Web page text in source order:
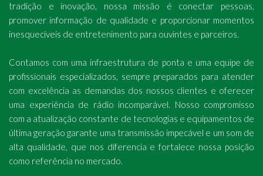
tradição e inovação, nossa missão é conectar pessoas,
promover informação de qualidade e proporcionar momentos
inesquecíveis de entretenimento para ouvintes e parceiros.
Contamos com uma infraestrutura de ponta e uma equipe de
profissionais especializados, sempre preparados para atender
com excelência as demandas dos nossos clientes e oferecer
uma experiência de rádio incomparável. Nosso compromisso
com a atualização constante de tecnologias e equipamentos de
última geração garante uma transmissão impecável e um som de
alta qualidade, que nos diferencia e fortalece nossa posição
como referência no mercado.